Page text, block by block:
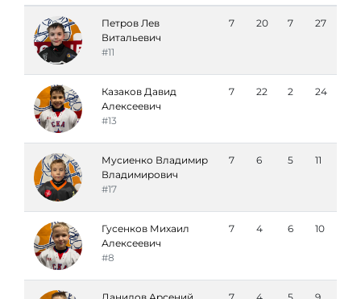
Петров Лев
Витальевич
#11
7 20 7 27
Казаков Давид
Алексеевич
#13
7 22 2 24
Мусиенко Владимир
Владимирович
#17
7 6 5 11
Гусенков Михаил
Алексеевич
#8
7 4 6 10